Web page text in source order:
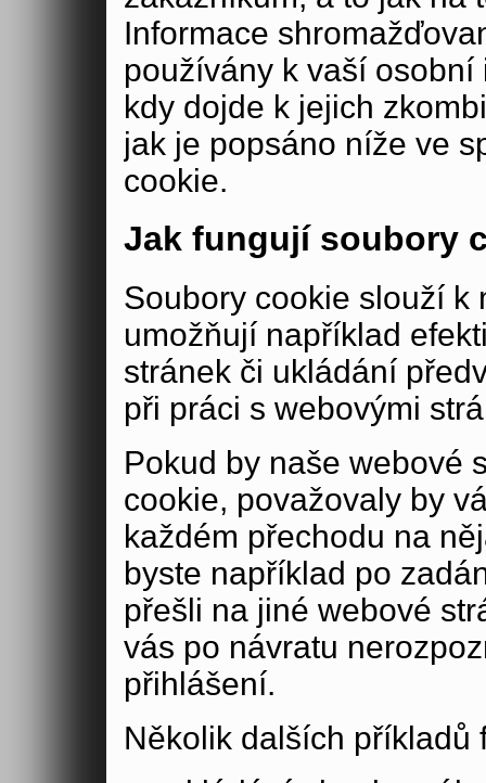
Informace
používány k vaší
kdy dojde k jejich
jak je popsáno níže ve
cookie.
Jak fungují soubory
Soubory cookie slouží k
umožňují například
stránek či ukládání
při práci s webovými
Pokud by naše webové
cookie, považovaly by
každém přechodu na
byste například po
přešli na jiné webové
vás po návratu
přihlášení.
Několik dalších příkladů